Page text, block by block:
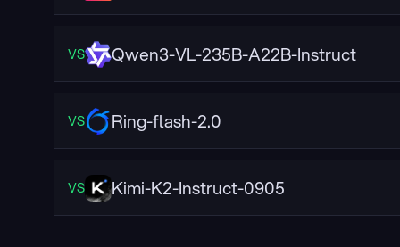
VS Qwen3-VL-235B-A22B-Instruct
VS Ring-flash-2.0
VS Kimi-K2-Instruct-0905